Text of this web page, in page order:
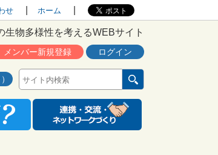
せ ホーム
生物多様性を考えるWEBサイト
メンバー新規登録 ログイン